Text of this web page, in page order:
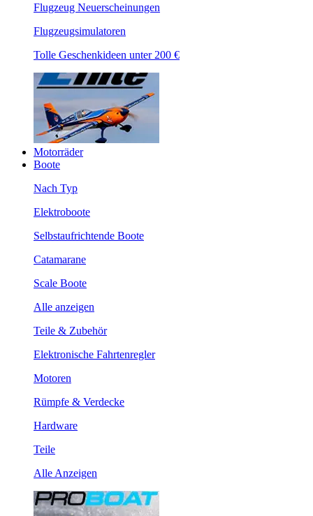
Flugzeug Neuerscheinungen
Flugzeugsimulatoren
Tolle Geschenkideen unter 200 €
Motorräder
Boote
Nach Typ
Elektroboote
Selbstaufrichtende Boote
Catamarane
Scale Boote
Alle anzeigen
Teile & Zubehör
Elektronische Fahrtenregler
Motoren
Rümpfe & Verdecke
Hardware
Teile
Alle Anzeigen